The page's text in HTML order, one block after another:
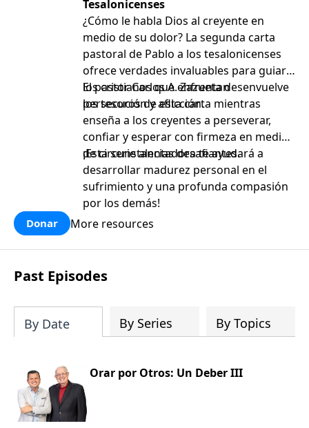
Tesalonicenses
¿Cómo le habla Dios al creyente en
medio de su dolor? La segunda carta
pastoral de Pablo a los tesalonicenses
ofrece verdades invaluables para guiar a
los cristianos que enfrentan
persecución y aflicción.
El pastor Carlos A. Zazueta desenvuelve
los tesoros de esta carta mientras
enseña a los creyentes a perseverar,
confiar y esperar con firmeza en medio
de circunstancias desafiantes.
¡Esta serie alentadora te ayudará a
desarrollar madurez personal en el
sufrimiento y una profunda compasión
por los demás!
Donar More resources
Past Episodes
By Date By Series By Topics
Orar por Otros: Un Deber III